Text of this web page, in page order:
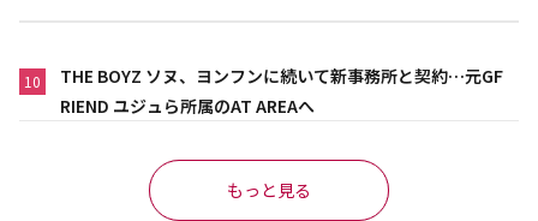
10
THE BOYZ ソヌ、ヨンフンに続いて新事務所と契約…元GF
RIEND ユジュら所属のAT AREAへ
もっと見る